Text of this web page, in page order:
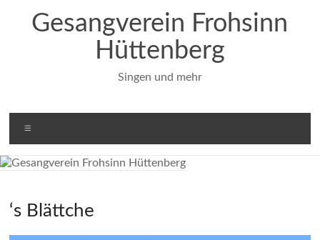
springenGesangverein Frohsinn
Hüttenberg
Singen und mehr
‘s Blättche